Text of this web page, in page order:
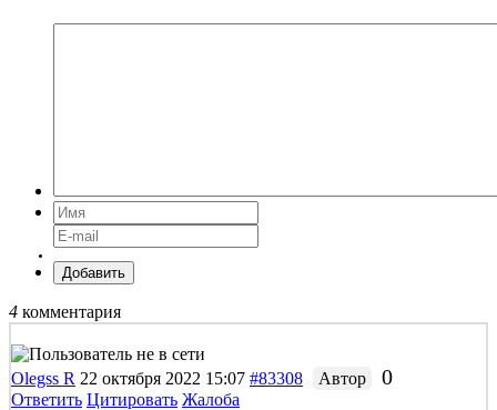
Добавить
4 комментария
Olegss R 22 октября 2022 15:07 #83308 Автор 0
Ответить Цитировать Жалоба